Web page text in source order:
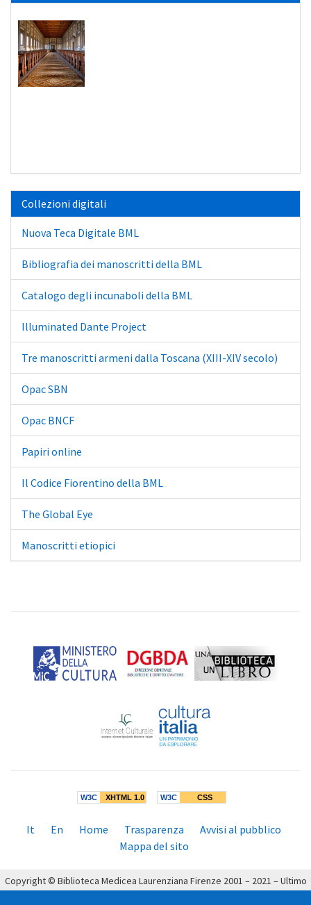
Collezioni digitali
Nuova Teca Digitale BML
Bibliografia dei manoscritti della BML
Catalogo degli incunaboli della BML
Illuminated Dante Project
Tre manoscritti armeni dalla Toscana (XIII-XIV secolo)
Opac SBN
Opac BNCF
Papiri online
Il Codice Fiorentino della BML
The Global Eye
Manoscritti etiopici
W3C XHTML 1.0 W3C CSS
Menù
It En Home Trasparenza
Avvisi al pubblico
Mappa del sito
Copyright © Biblioteca Medicea Laurenziana Firenze 2001 – 2021 – Ultimo